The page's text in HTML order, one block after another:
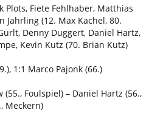
Plots, Fiete Fehlhaber, Matthias
(12. Max Kachel, 80.
Denny Duggert, Daniel Hartz,
Kevin Kutz (70. Brian Kutz)
1:1 Marco Pajonk (66.)
Foulspiel) – Daniel Hartz (56.,
Meckern)